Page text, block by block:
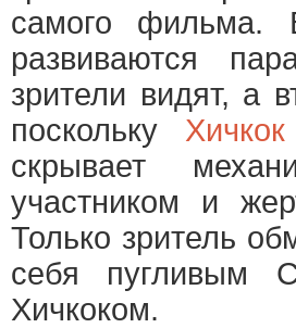
самого фильма.
развиваются
зрители видят, а
поскольку Хичкок
скрывает
участником и
Только зритель
себя пугливым
Хичкоком.